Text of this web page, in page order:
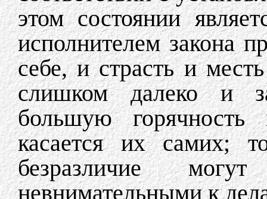
этом состоянии
исполнителем закона
себе, и страсть и
слишком далеко и
большую
касается их самих;
безразличие
невнимательными к